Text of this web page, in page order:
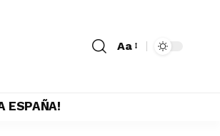
Aa
ESPAÑA!